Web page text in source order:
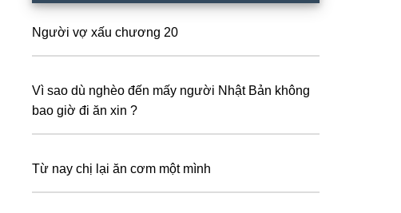
Sidebar
Người vợ xấu chương 20
Vì sao dù nghèo đến mấy người Nhật Bản không
bao giờ đi ăn xin ?
Từ nay chị lại ăn cơm một mình